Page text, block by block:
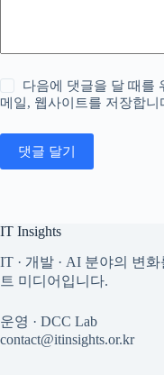
다음에 댓글을 달 때를
메일, 웹사이트를 저장합니
댓글 달기
IT Insights
IT · 개발 · AI 분야의 변
트 미디어입니다.
운영 · DCC Lab
contact@itinsights.or.kr